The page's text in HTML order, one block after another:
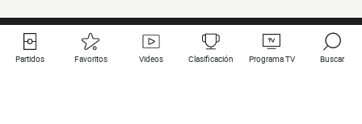
Partidos Favoritos Videos Clasificación Programa TV Buscar